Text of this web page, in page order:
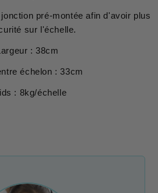
pré-montée afin d'avoir plus
sur l'échelle.
: 38cm
échelon : 33cm
: 8kg/échelle